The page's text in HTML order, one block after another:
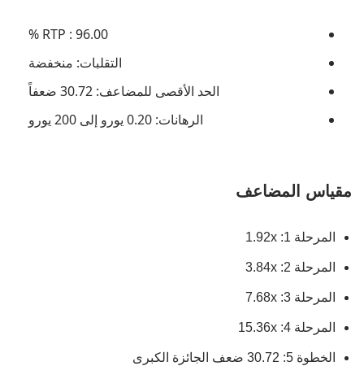
RTP : 96.00 %
التقلبات: منخفضة
الحد الأقصى للمضاعف: 30.72 ضعفاً
الرهانات: 0.20 يورو إلى 200 يورو
مقياس المضاعف
المرحلة 1: 1.92x
المرحلة 2: 3.84x
المرحلة 3: 7.68x
المرحلة 4: 15.36x
الخطوة 5: 30.72 ضعف الجائزة الكبرى